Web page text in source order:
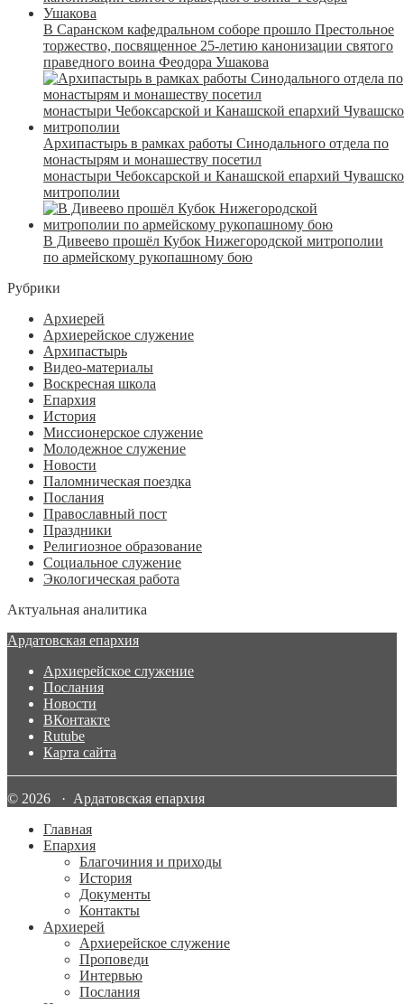
В Саранском кафедральном соборе прошло Престольное
торжество, посвященное 25-летию канонизации святого
праведного воина Феодора Ушакова
Архипастырь в рамках работы Синодального отдела по
монастырям и монашеству посетил
монастыри Чебоксарской и Канашской епархий
митрополии
В Дивеево прошёл Кубок Нижегородской митрополии
по армейскому рукопашному бою
Рубрики
Архиерей
Архиерейское служение
Архипастырь
Видео-материалы
Воскресная школа
Епархия
История
Миссионерское служение
Молодежное служение
Новости
Паломническая поездка
Послания
Православный пост
Праздники
Религиозное образование
Социальное служение
Экологическая работа
Актуальная аналитика
Ардатовская епархия
Архиерейское служение
Послания
Новости
ВКонтакте
Rutube
Карта сайта
© 2026 · Ардатовская епархия
Главная
Епархия
Благочиния и приходы
История
Документы
Контакты
Архиерей
Архиерейское служение
Проповеди
Интервью
Послания